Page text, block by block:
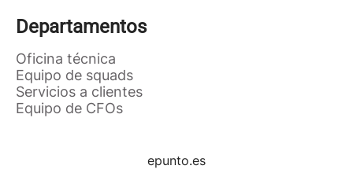
Departamentos
Oficina técnica
Equipo de squads
Servicios a clientes
Equipo de CFOs
epunto.es